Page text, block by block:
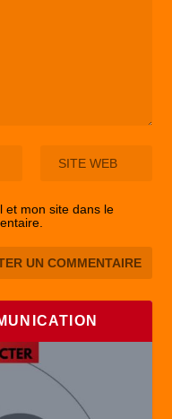
et mon site dans le